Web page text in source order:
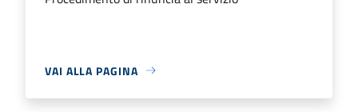
VAI ALLA PAGINA